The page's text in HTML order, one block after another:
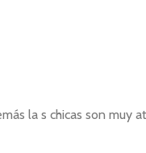
la s chicas son muy